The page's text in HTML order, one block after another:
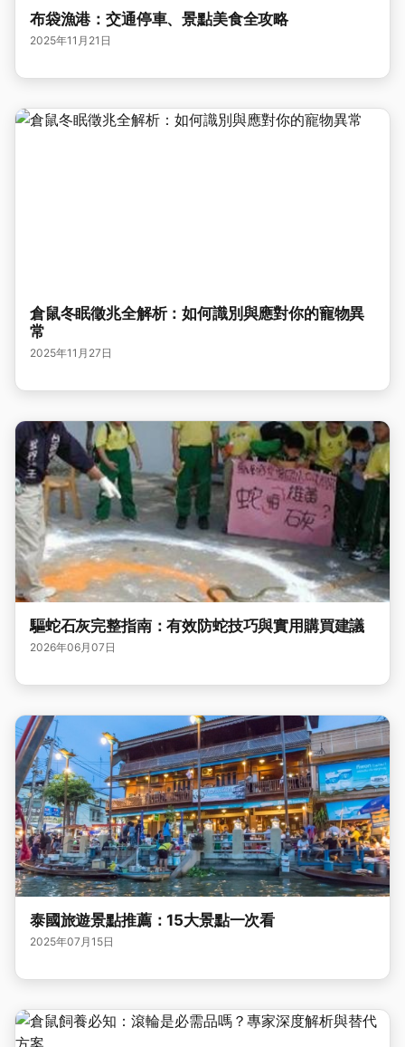
布袋漁港：交通停車、景點美食全攻略
2025年11月21日
倉鼠冬眠徵兆全解析：如何識別與應對你的寵物異
常
2025年11月27日
驅蛇石灰完整指南：有效防蛇技巧與實用購買建議
2026年06月07日
泰國旅遊景點推薦：15大景點一次看
2025年07月15日